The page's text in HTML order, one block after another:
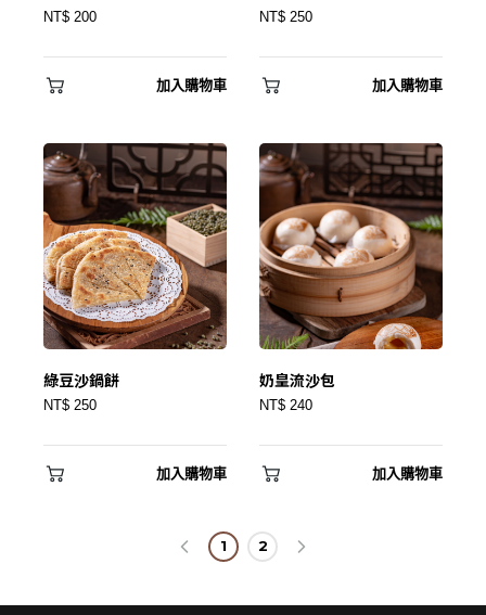
登 入
只要再完成幾個步驟，即可完成帳號的註冊程序，
我 要 註 冊
NT$ 200
加入購物車
NT$ 250
加入購物車
綠豆沙鍋餅
NT$ 250
加入購物車
奶皇流沙包
NT$ 240
加入購物車
1 2